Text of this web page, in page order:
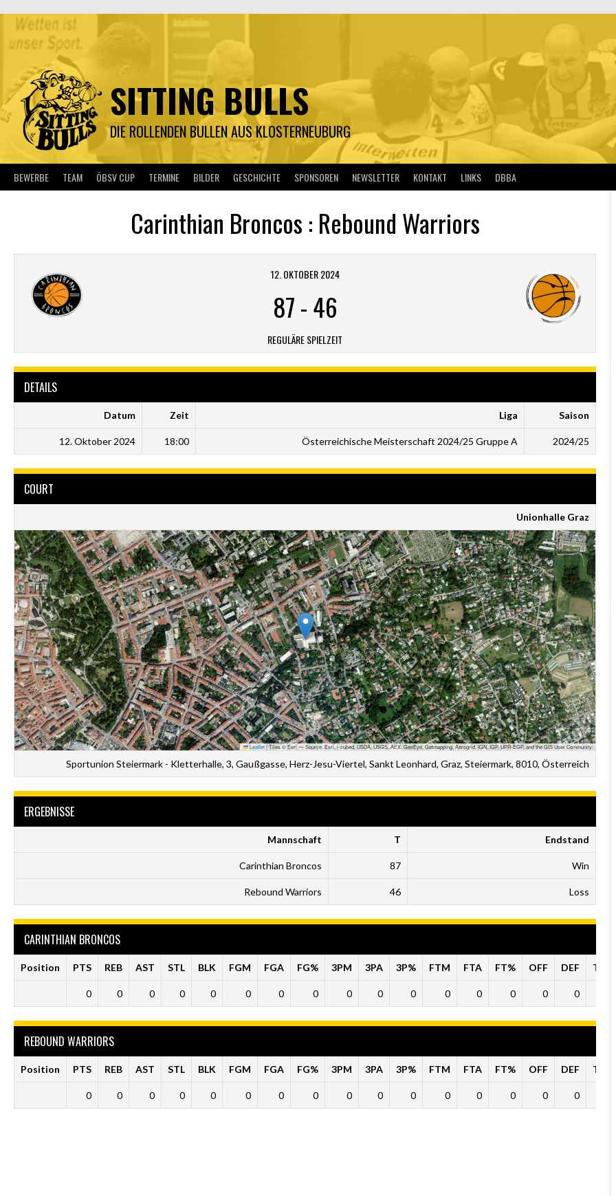
zum
Inhalt
SITTING BULLS
DIE ROLLENDEN BULLEN AUS KLOSTERNEUBURG
BEWERBE TEAM ÖBSV CUP TERMINE BILDER GESCHICHTE SPONSOREN NEWSLETTER KONTAKT LINKS DBBA
Carinthian Broncos : Rebound Warriors
12. OKTOBER 2024
87-46
REGULÄRE SPIELZEIT
DETAILS
Datum Zeit Liga Saison
12. Oktober 2024 18:00 Österreichische Meisterschaft 2024/25 Gruppe A 2024/25
COURT
Unionhalle Graz
Leaflet|Tiles © Esri — Source: Esri, i-cubed, USDA, USGS, AEX, GeoEye, Getmapping, Aerogrid, IGN, IGP, UPR-EGP, and the GIS User Community
Sportunion Steiermark - Kletterhalle, 3, Gaußgasse, Herz-Jesu-Viertel, Sankt Leonhard, Graz, Steiermark, 8010, Österreich
ERGEBNISSE
Mannschaft T Endstand
Carinthian Broncos 87 Win
Rebound Warriors 46 Loss
CARINTHIAN BRONCOS
Position PTS REB AST STL BLK FGM FGA FG% 3PM 3PA 3P% FTM FTA FT% OFF DEF TO
0 0 0 0 0 0 0 0 0 0 0 0 0 0 0 0
REBOUND WARRIORS
Position PTS REB AST STL BLK FGM FGA FG% 3PM 3PA 3P% FTM FTA FT% OFF DEF TO
0 0 0 0 0 0 0 0 0 0 0 0 0 0 0 0